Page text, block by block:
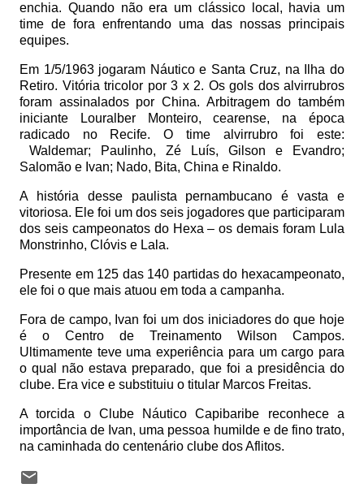
enchia. Quando não era um clássico local, havia um
time de fora enfrentando uma das nossas principais
equipes.
Em 1/5/1963 jogaram Náutico e Santa Cruz, na Ilha do
Retiro. Vitória tricolor por 3 x 2. Os gols dos alvirrubros
foram assinalados por China. Arbitragem do também
iniciante Louralber Monteiro, cearense, na época
radicado no Recife. O time alvirrubro foi este:
Waldemar; Paulinho, Zé Luís, Gilson e Evandro;
Salomão e Ivan; Nado, Bita, China e Rinaldo.
A história desse paulista pernambucano é vasta e
vitoriosa. Ele foi um dos seis jogadores que participaram
dos seis campeonatos do Hexa – os demais foram Lula
Monstrinho, Clóvis e Lala.
Presente em 125 das 140 partidas do hexacampeonato,
ele foi o que mais atuou em toda a campanha.
Fora de campo, Ivan foi um dos iniciadores do que hoje
é o Centro de Treinamento Wilson Campos.
Ultimamente teve uma experiência para um cargo para
o qual não estava preparado, que foi a presidência do
clube. Era vice e substituiu o titular Marcos Freitas.
A torcida o Clube Náutico Capibaribe reconhece a
importância de Ivan, uma pessoa humilde e de fino trato,
na caminhada do centenário clube dos Aflitos.